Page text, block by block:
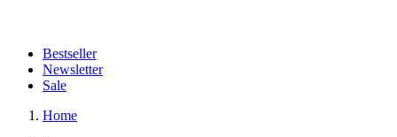
Bestseller
Newsletter
Sale
Home